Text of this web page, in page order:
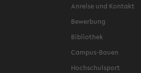
Anreise und Kontakt
Bewerbung
Bibliothek
Campus-Bauen
Hochschulsport